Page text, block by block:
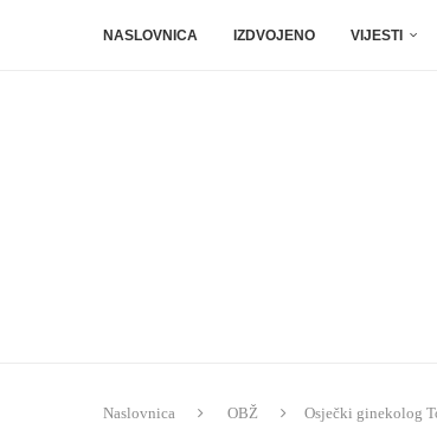
NASLOVNICA IZDVOJENO VIJESTI
Naslovnica OBŽ Osječki ginekolog